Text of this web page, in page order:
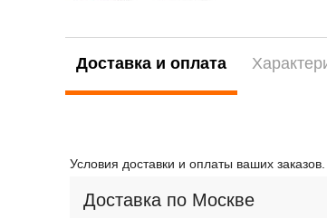
Доставка и оплата
Условия доставки и оплаты ваших заказов.
Доставка по Москве